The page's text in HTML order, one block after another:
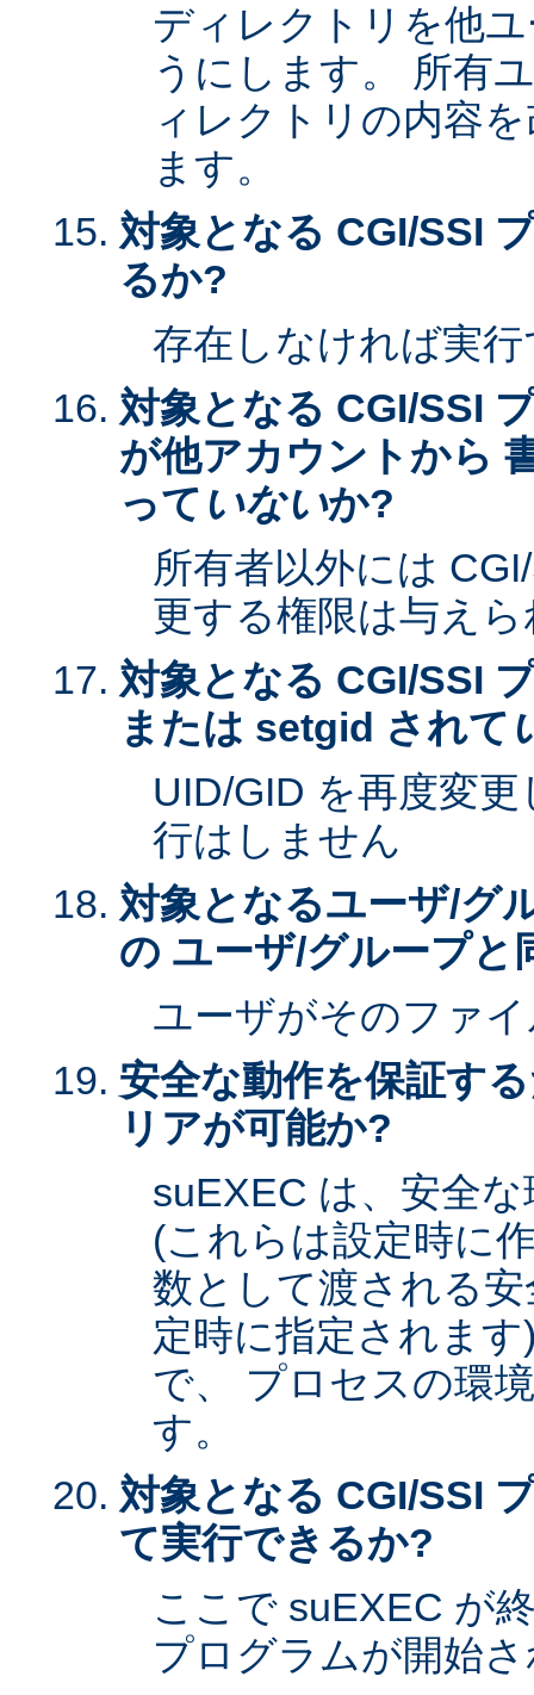
ディレクトリを他
うにします。 所有
ィレクトリの内容
ます。
対象となる CGI/SSI
るか?
存在しなければ実
対象となる CGI/SSI
が他アカウントから
って いないか?
所有者以外には
更する権限は与え
対象となる CGI/SSI
または setgid されて
UID/GID を再度変
行はしません
対象となるユーザ/グ
の ユーザ/グループと
ユーザがそのファ
安全な動作を保証す
リアが可能か?
suEXEC は、安全
(これらは設定時に
数として渡される
定時に指定されま
で、 プロセスの環
す。
対象となる CGI/SSI
て実行できるか?
ここで suEXEC が
プログラムが開始